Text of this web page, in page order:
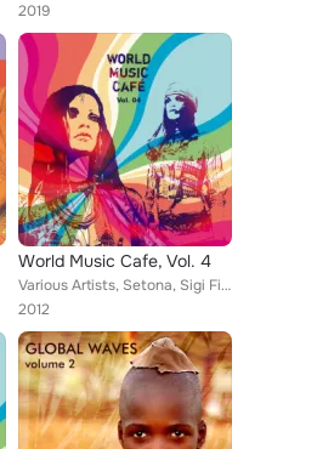
2019
World Music Cafe, Vol. 4
Various Artists, Setona, Sigi Finkel, African Heart, Taufiq, Mac Dowell, Krell, Marabouts, Third Planet, Nasiba, Malik Belili, R...
2012